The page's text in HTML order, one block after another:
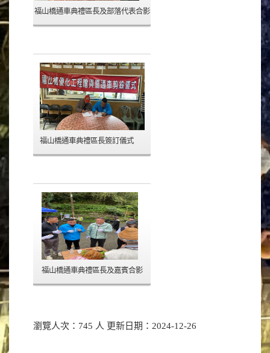
福山橋通車典禮區長及部落代表合影
福山橋通車典禮區長簽訂儀式
福山橋通車典禮區長及嘉賓合影
瀏覽人次：745 人 更新日期：2024-12-26